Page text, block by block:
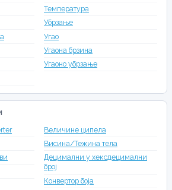
Температура
Убрзање
Угао
Угаона брзина
Угаоно убрзање
Величине ципела
Висина/Тежина тела
Децимални у хексдецимални
број
Конвертор боја